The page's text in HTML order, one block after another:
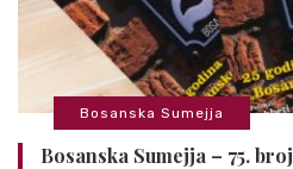
Bosanska Sumejja
Bosanska Sumejja – 75. broj